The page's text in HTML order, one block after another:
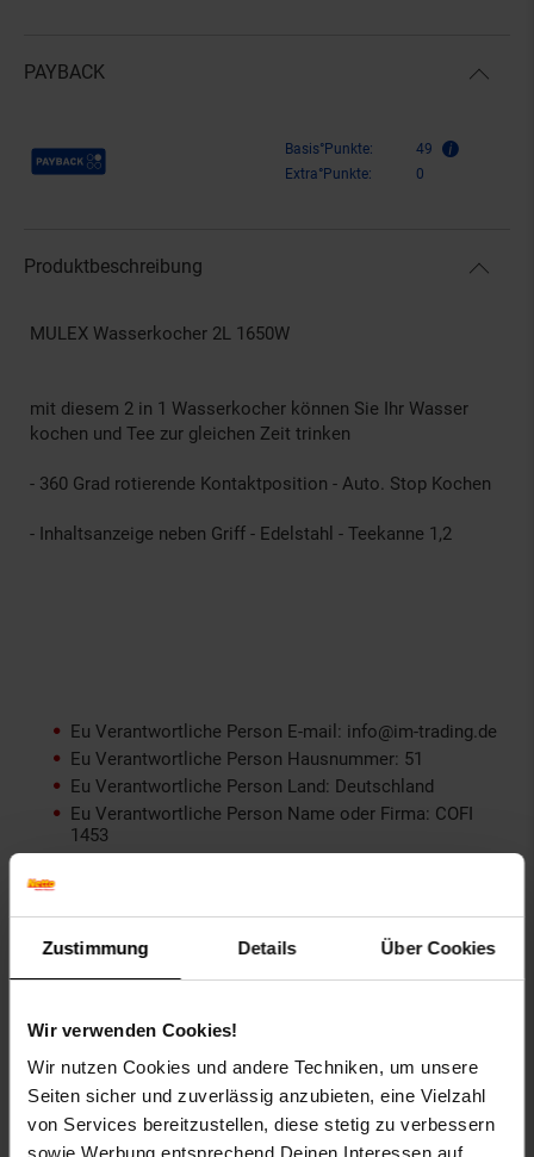
Zustimmung Details Über Cookies
Wir verwenden Cookies!
Wir nutzen Cookies und andere Techniken, um unsere
Seiten sicher und zuverlässig anzubieten, eine Vielzahl
von Services bereitzustellen, diese stetig zu verbessern
sowie Werbung entsprechend Deinen Interessen auf
PAYBACK
Payback Punkte Basis°Punkte:
49
Extra°Punkte:
0
Produktbeschreibung
MULEX Wasserkocher 2L 1650W
mit diesem 2 in 1 Wasserkocher können Sie Ihr Wasser
kochen und Tee zur gleichen Zeit trinken
- 360 Grad rotierende Kontaktposition - Auto. Stop Kochen
- Inhaltsanzeige neben Griff - Edelstahl - Teekanne 1,2
Eu Verantwortliche Person E-mail: info@im-trading.de
Eu Verantwortliche Person Hausnummer: 51
Eu Verantwortliche Person Land: Deutschland
Eu Verantwortliche Person Name oder Firma: COFI
1453
Eu Verantwortliche Person Straße: Zechenstraße
geschlecht: unisex
Größe: OneSize
Artikelnummer: 2586642000
EAN: 4032955210773